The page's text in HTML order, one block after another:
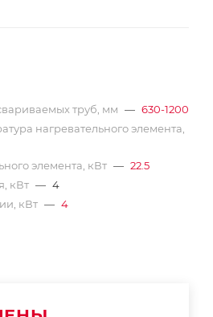
труб, мм — 630-1200
нагревательного элемента,
элемента, кВт — 22.5
кВт — 4
кВт — 4